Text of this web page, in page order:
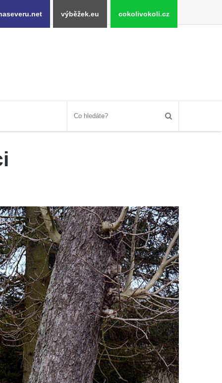
výběžek.eu cokolivokoli.cz